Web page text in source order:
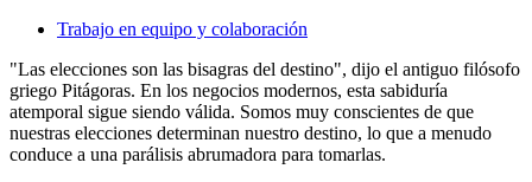
Trabajo en equipo y colaboración
"Las elecciones son las bisagras del destino", dijo el antiguo filósofo
griego Pitágoras. En los negocios modernos, esta sabiduría
atemporal sigue siendo válida. Somos muy conscientes de que
nuestras elecciones determinan nuestro destino, lo que a menudo
conduce a una parálisis abrumadora para tomarlas.